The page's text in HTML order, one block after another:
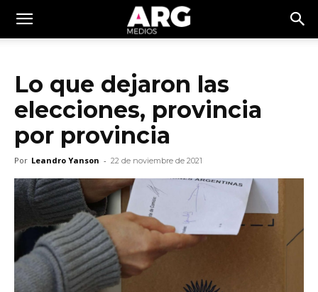
Lo que dejaron las
elecciones, provincia
por provincia
Por Leandro Yanson - 22 de noviembre de 2021